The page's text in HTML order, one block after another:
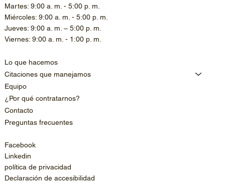
Martes: 9:00 a. m. - 5:00 p. m.
Miércoles: 9:00 a. m. - 5:00 p. m.
Jueves: 9:00 a. m. – 5:00 p. m.
Viernes: 9:00 a. m. - 1:00 p. m.
Lo que hacemos
Citaciones que manejamos
Equipo
¿Por qué contratarnos?
Contacto
Preguntas frecuentes
Facebook
Linkedin
política de privacidad
Declaración de accesibilidad